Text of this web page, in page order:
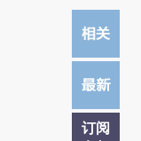
订阅